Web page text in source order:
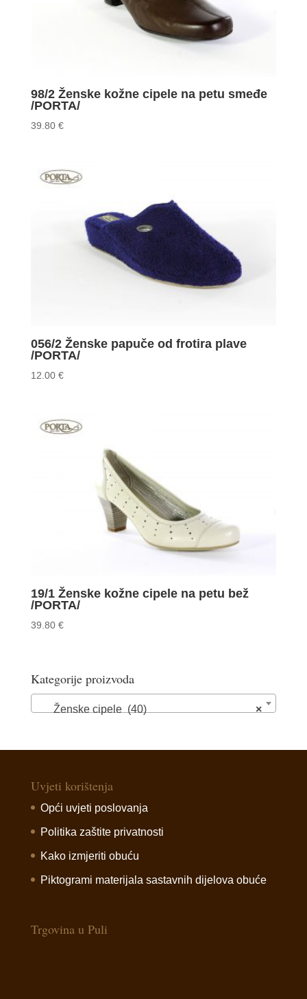
98/2 Ženske kožne cipele na petu smeđe
/PORTA/
39.80 €
056/2 Ženske papuče od frotira plave
/PORTA/
12.00 €
19/1 Ženske kožne cipele na petu bež
/PORTA/
39.80 €
Kategorije proizvoda
×
Ženske cipele (40)
Uvjeti korištenja
Opći uvjeti poslovanja
Politika zaštite privatnosti
Kako izmjeriti obuću
Piktogrami materijala sastavnih dijelova obuće
Trgovina u Puli